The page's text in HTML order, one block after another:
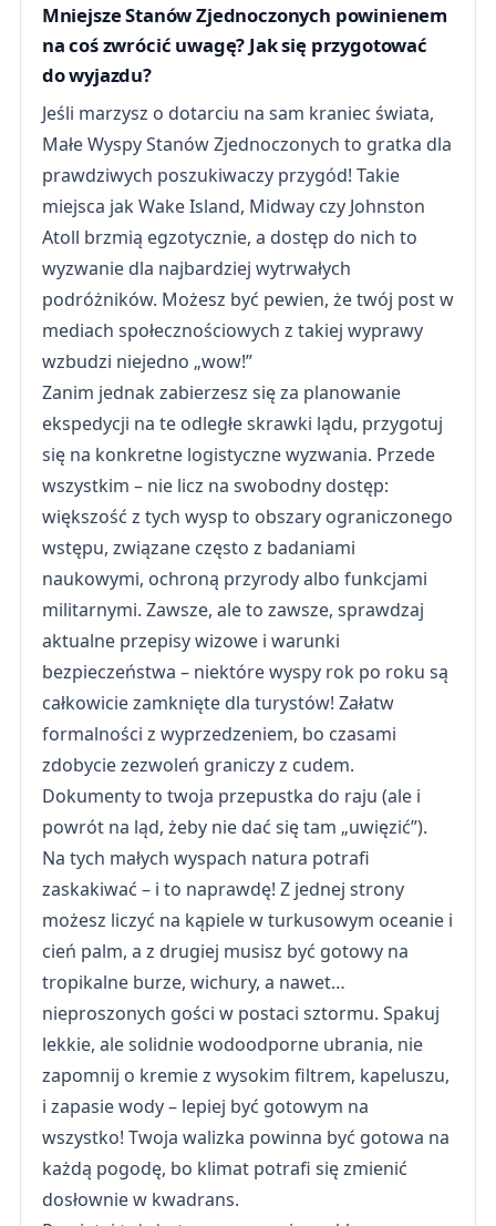
Mniejsze Stanów Zjednoczonych powinienem
na coś zwrócić uwagę? Jak się przygotować
do wyjazdu?
Jeśli marzysz o dotarciu na sam kraniec świata,
Małe Wyspy Stanów Zjednoczonych to gratka dla
prawdziwych poszukiwaczy przygód! Takie
miejsca jak Wake Island, Midway czy Johnston
Atoll brzmią egzotycznie, a dostęp do nich to
wyzwanie dla najbardziej wytrwałych
podróżników. Możesz być pewien, że twój post w
mediach społecznościowych z takiej wyprawy
wzbudzi niejedno „wow!”
Zanim jednak zabierzesz się za planowanie
ekspedycji na te odległe skrawki lądu, przygotuj
się na konkretne logistyczne wyzwania. Przede
wszystkim – nie licz na swobodny dostęp:
większość z tych wysp to obszary ograniczonego
wstępu, związane często z badaniami
naukowymi, ochroną przyrody albo funkcjami
militarnymi. Zawsze, ale to zawsze, sprawdzaj
aktualne przepisy wizowe i warunki
bezpieczeństwa – niektóre wyspy rok po roku są
całkowicie zamknięte dla turystów! Załatw
formalności z wyprzedzeniem, bo czasami
zdobycie zezwoleń graniczy z cudem.
Dokumenty to twoja przepustka do raju (ale i
powrót na ląd, żeby nie dać się tam „uwięzić”).
Na tych małych wyspach natura potrafi
zaskakiwać – i to naprawdę! Z jednej strony
możesz liczyć na kąpiele w turkusowym oceanie i
cień palm, a z drugiej musisz być gotowy na
tropikalne burze, wichury, a nawet…
nieproszonych gości w postaci sztormu. Spakuj
lekkie, ale solidnie wodoodporne ubrania, nie
zapomnij o kremie z wysokim filtrem, kapeluszu,
i zapasie wody – lepiej być gotowym na
wszystko! Twoja walizka powinna być gotowa na
każdą pogodę, bo klimat potrafi się zmienić
dosłownie w kwadrans.